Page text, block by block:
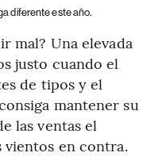
diferente este año.
mal? Una elevada
justo cuando el
de tipos y el
mantener su
las ventas el
vientos en contra.